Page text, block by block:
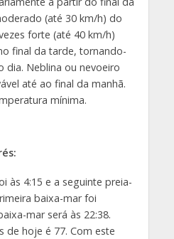
(até 30 km/h) do
forte (até 40 km/h)
final da tarde, tornando-
dia. Neblina ou nevoeiro
até ao final da manhã.
mínima.
às 4:15 e a seguinte preia-
baixa-mar foi
mar será às 22:38.
de hoje é 77. Com este